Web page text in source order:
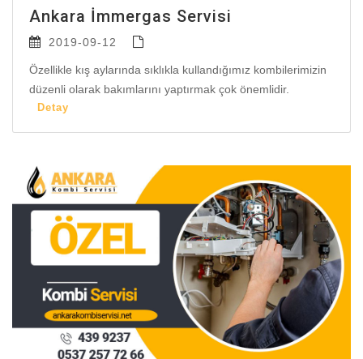
Ankara İmmergas Servisi
2019-09-12
Özellikle kış aylarında sıklıkla kullandığımız kombilerimizin
düzenli olarak bakımlarını yaptırmak çok önemlidir.
Detay